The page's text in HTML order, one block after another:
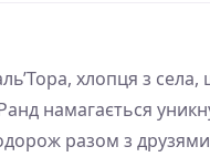
хлопця з села,
намагається
разом з